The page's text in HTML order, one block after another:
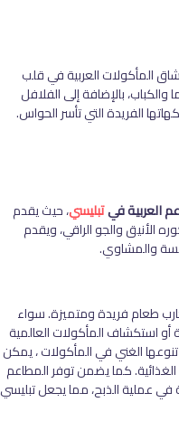
المأكولات العربية في قلب
بالإضافة إلى الفلافل
الفريدة التي تأسر الحواس.
العربية فيتبليسي، حيث يقدم
الأنيق والجو الراقي، ويقدم
والمشاوي.
طعام فريدة ومتميزة. سواء
أو استكشاف المأكولات العالمية
الغني في المأكولات ، يمكن
كما يضمن توفر المطاعم
في عملية الذبح، مما يجعل تبليسي